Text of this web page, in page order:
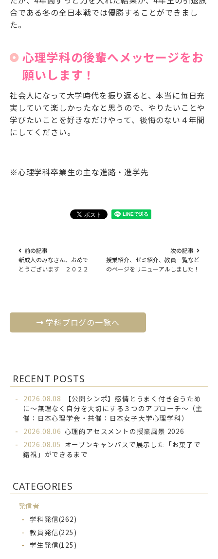
合である冬の全日本戦では優勝することができまし
た。
心理学科の後輩へメッセージをお
願いします！
社会人になって大学時代を振り返ると、本当に毎日充
実していて楽しかったなと思うので、やりたいことや
学びたいことを好きなだけやって、後悔のない４年間
にしてください。
※心理学科卒業生の主な進路・進学先
前の記事
新成人のみなさん、おめで
とうございます ２０２２
次の記事
授業紹介、ゼミ紹介、教員一覧など
のページをリニューアルしました！
学科ブログの一覧へ
RECENT POSTS
2026.08.08
【公開シンポ】感情とうまく付き合うため
に～無理なく自分を大切にする３つのアプローチ～（主
催：日本心理学会・共催：日本女子大学心理学科）
2026.08.06 心理的アセスメントの授業風景 2026
2026.08.05 オープンキャンパスで展示した「お菓子で
錯視」ができるまで
CATEGORIES
発信者
学科発信(262)
教員発信(225)
学生発信(125)